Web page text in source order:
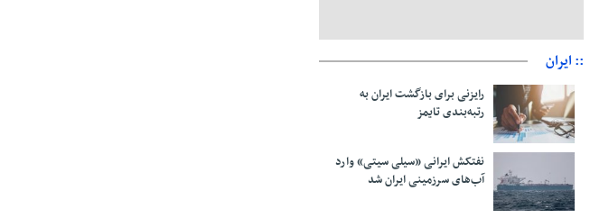
:: ایران
رایزنی برای بازگشت ایران به
رتبه‌بندی تایمز
نفتکش ایرانی «سیلی سیتی» وارد
آب‌های سرزمینی ایران شد